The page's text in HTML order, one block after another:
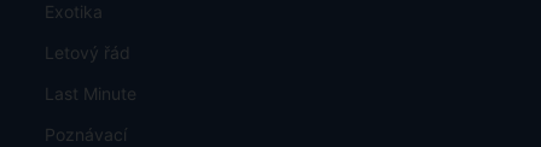
Exotika
Letový řád
Last Minute
Poznávací